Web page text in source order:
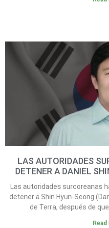
LAS AUTORIDADES
DETENER A DANIEL
Las autoridades surcoreanas
detener a Shin Hyun-Seong
de Terra, después de
Read